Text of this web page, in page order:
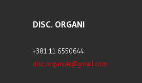
DISC. ORGANI
+381 11 6550644
disc.organiak@gmail.com